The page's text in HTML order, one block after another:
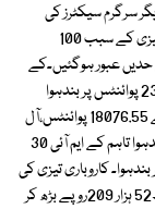
سرگرم سیکٹرز کی
کمپنیوں میں سرمایہ کاروں نے سرمایہ کاری کی۔کاروبار میں تیزی کے سبب 100
اور23200 کی نفسیاتی حدیں عبور ہوگئیں۔کے
ایس ای 100 انڈیکس 145.32 پوائنٹس کی تیزی سے23237.19 پوائنٹس پر بندہوا
جبکہ کے ایس ای30انڈیکس 133.71پوائنٹس کی اضافے سے 18076.55 پوائنٹس،آل
شیئرانڈیکس 103.07پوائنٹس بڑھ کر 16611.42پوائنٹس پر بندہوا تاہم کے ایم آئی 30
سے40420.85 پوائنٹس پر بندہوا۔ کاروباری تیزی کی
وجہ سے مارکیٹ کا مجموعی سرمایہ38 ارب59 کروڑ 17 لاکھ52 ہزار 209روپے بڑھ کر